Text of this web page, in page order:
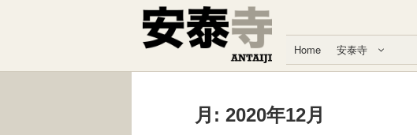
Home 安泰寺
月: 2020年12月